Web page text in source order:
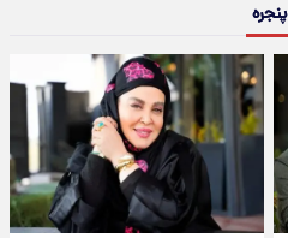
پنجره